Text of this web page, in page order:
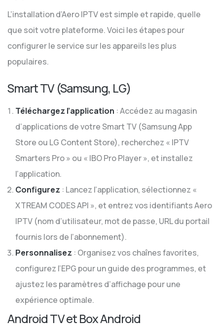
L’installation d’Aero IPTV est simple et rapide, quelle
que soit votre plateforme. Voici les étapes pour
configurer le service sur les appareils les plus
populaires.
Smart TV (Samsung, LG)
Téléchargez l’application : Accédez au magasin
d’applications de votre Smart TV (Samsung App
Store ou LG Content Store), recherchez « IPTV
Smarters Pro » ou « IBO Pro Player », et installez
l’application.
Configurez : Lancez l’application, sélectionnez «
XTREAM CODES API », et entrez vos identifiants Aero
IPTV (nom d’utilisateur, mot de passe, URL du portail
fournis lors de l’abonnement).
Personnalisez : Organisez vos chaînes favorites,
configurez l’EPG pour un guide des programmes, et
ajustez les paramètres d’affichage pour une
expérience optimale.
Android TV et Box Android